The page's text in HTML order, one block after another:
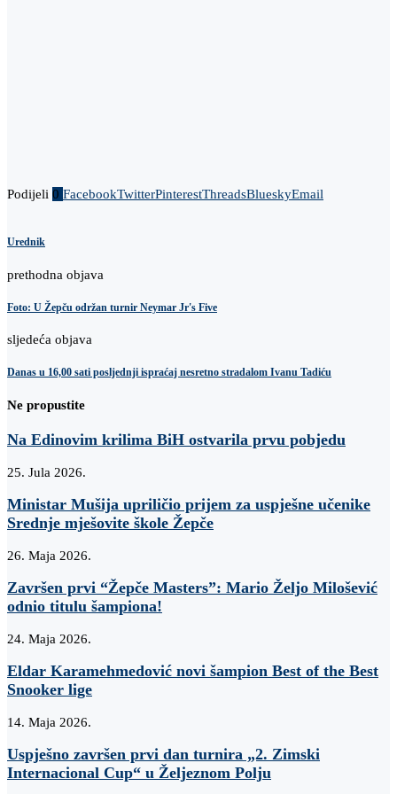
Podijeli 0 FacebookTwitterPinterestThreadsBlueskyEmail
Urednik
prethodna objava
Foto: U Žepču održan turnir Neymar Jr's Five
sljedeća objava
Danas u 16,00 sati posljednji ispraćaj nesretno stradalom Ivanu Tadiću
Ne propustite
Na Edinovim krilima BiH ostvarila prvu pobjedu
25. Jula 2026.
Ministar Mušija upriličio prijem za uspješne učenike
Srednje mješovite škole Žepče
26. Maja 2026.
Završen prvi “Žepče Masters”: Mario Željo Milošević
odnio titulu šampiona!
24. Maja 2026.
Eldar Karamehmedović novi šampion Best of the Best
Snooker lige
14. Maja 2026.
Uspješno završen prvi dan turnira „2. Zimski
Internacional Cup“ u Željeznom Polju